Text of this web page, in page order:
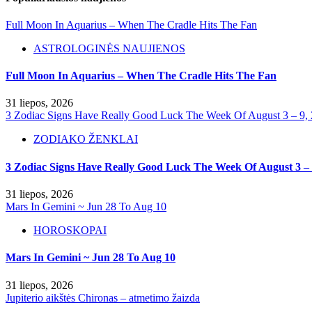
Full Moon In Aquarius – When The Cradle Hits The Fan
ASTROLOGINĖS NAUJIENOS
Full Moon In Aquarius – When The Cradle Hits The Fan
31 liepos, 2026
3 Zodiac Signs Have Really Good Luck The Week Of August 3 – 9,
ZODIAKO ŽENKLAI
3 Zodiac Signs Have Really Good Luck The Week Of August 3 –
31 liepos, 2026
Mars In Gemini ~ Jun 28 To Aug 10
HOROSKOPAI
Mars In Gemini ~ Jun 28 To Aug 10
31 liepos, 2026
Jupiterio aikštės Chironas – atmetimo žaizda